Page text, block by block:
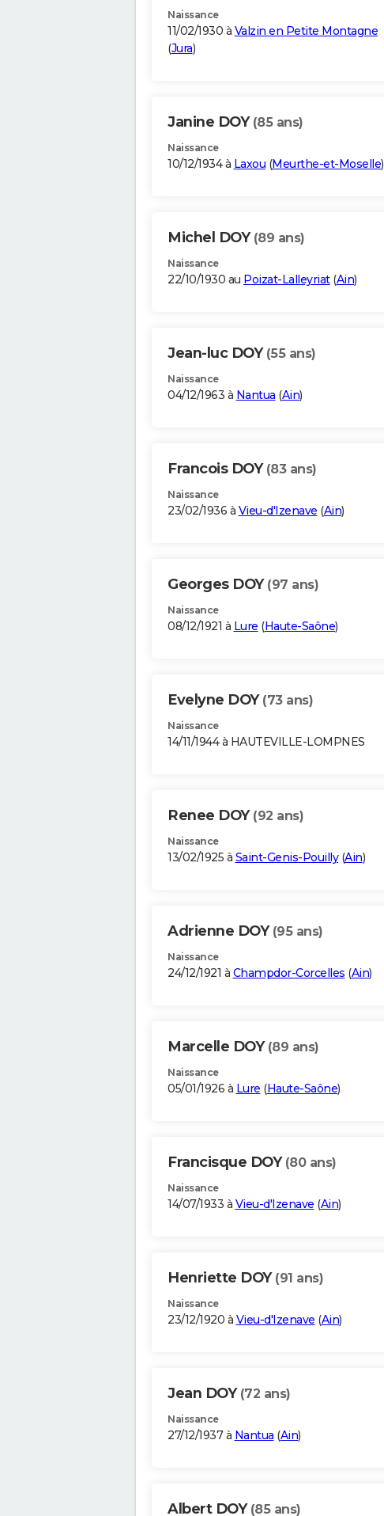
Naissance
11/02/1930 à Valzin en Petite Montagne
(Jura)
Janine DOY (85 ans)
Naissance
10/12/1934 à Laxou (Meurthe-et-Moselle)
Michel DOY (89 ans)
Naissance
22/10/1930 au Poizat-Lalleyriat(Ain)
Jean-luc DOY (55 ans)
Naissance
04/12/1963 à Nantua (Ain)
Francois DOY (83 ans)
Naissance
23/02/1936 à Vieu-d'Izenave (Ain)
Georges DOY (97 ans)
Naissance
08/12/1921 à Lure (Haute-Saône)
Evelyne DOY (73 ans)
Naissance
14/11/1944 à HAUTEVILLE-LOMPNES
Renee DOY (92 ans)
Naissance
13/02/1925 à Saint-Genis-Pouilly(Ain)
Adrienne DOY (95 ans)
Naissance
24/12/1921 à Champdor-Corcelles (Ain)
Marcelle DOY (89 ans)
Naissance
05/01/1926 à Lure (Haute-Saône)
Francisque DOY (80 ans)
Naissance
14/07/1933 à Vieu-d'Izenave (Ain)
Henriette DOY (91 ans)
Naissance
23/12/1920 à Vieu-d'Izenave (Ain)
Jean DOY (72 ans)
Naissance
27/12/1937 à Nantua (Ain)
Albert DOY (85 ans)